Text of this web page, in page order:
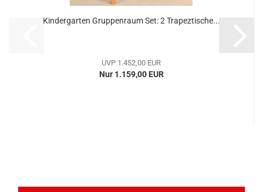
Kindergarten Gruppenraum Set: 2 Trapeztische...
UVP 1.452,00 EUR
Nur 1.159,00 EUR